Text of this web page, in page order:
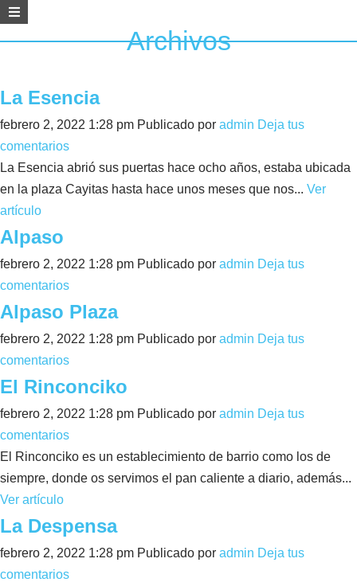
Archivos
La Esencia
febrero 2, 2022 1:28 pm Publicado por admin Deja tus
comentarios
La Esencia abrió sus puertas hace ocho años, estaba ubicada
en la plaza Cayitas hasta hace unos meses que nos... Ver
artículo
Alpaso
febrero 2, 2022 1:28 pm Publicado por admin Deja tus
comentarios
Alpaso Plaza
febrero 2, 2022 1:28 pm Publicado por admin Deja tus
comentarios
El Rinconciko
febrero 2, 2022 1:28 pm Publicado por admin Deja tus
comentarios
El Rinconciko es un establecimiento de barrio como los de
siempre, donde os servimos el pan caliente a diario, además...
Ver artículo
La Despensa
febrero 2, 2022 1:28 pm Publicado por admin Deja tus
comentarios